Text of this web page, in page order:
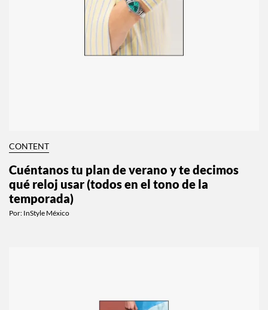
CONTENT
Cuéntanos tu plan de verano y te decimos
qué reloj usar (todos en el tono de la
temporada)
Por: InStyle México